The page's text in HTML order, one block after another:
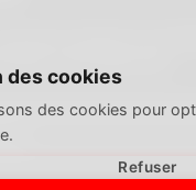
pour recevoir nos
des cookies
des cookies pour
Refuser